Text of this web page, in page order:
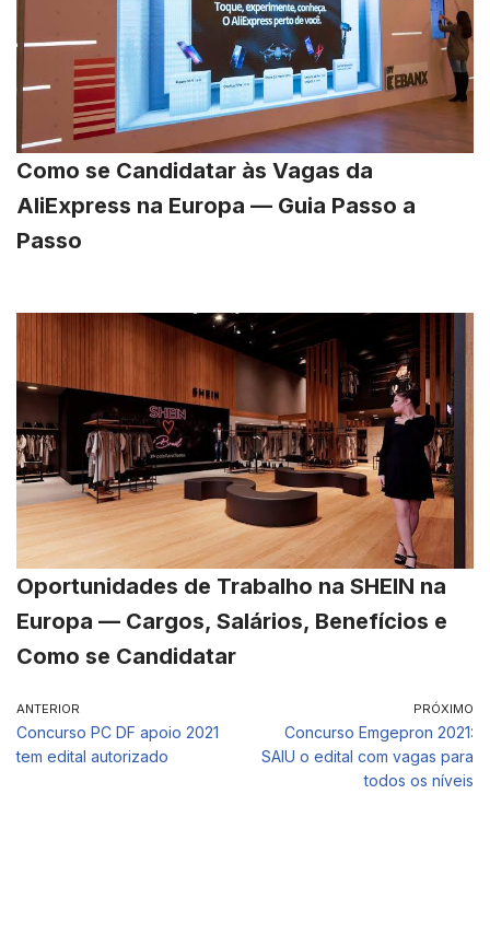
Como se Candidatar às Vagas da
AliExpress na Europa — Guia Passo a
Passo
Oportunidades de Trabalho na SHEIN na
Europa — Cargos, Salários, Benefícios e
Como se Candidatar
ANTERIOR
Concurso PC DF apoio 2021
tem edital autorizado
PRÓXIMO
Concurso Emgepron 2021:
SAIU o edital com vagas para
todos os níveis